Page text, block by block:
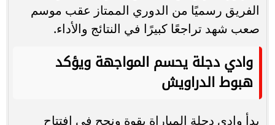
الفريق رسميًا من الدوري الممتاز عقب موسم
صعب شهد تراجعًا كبيرًا في النتائج والأداء.
وادي دجلة يحسم المواجهة ويؤكد
هبوط الدراويش
بدأ وادي دجلة المباراة بقوة ونجح في افتتاح